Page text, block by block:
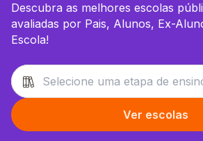
Descubra as melhores escolas
avaliadas por Pais, Alunos, Ex-
Escola!
Ver escolas